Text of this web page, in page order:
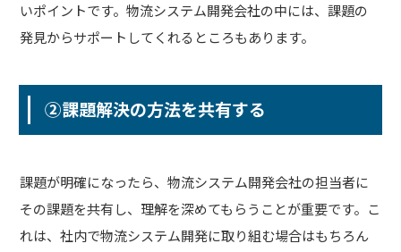
いポイントです。物流システム開発会社の中には、課題の
発見からサポートしてくれるところもあります。
②課題解決の方法を共有する
課題が明確になったら、物流システム開発会社の担当者に
その課題を共有し、理解を深めてもらうことが重要です。こ
れは、社内で物流システム開発に取り組む場合はもちろん